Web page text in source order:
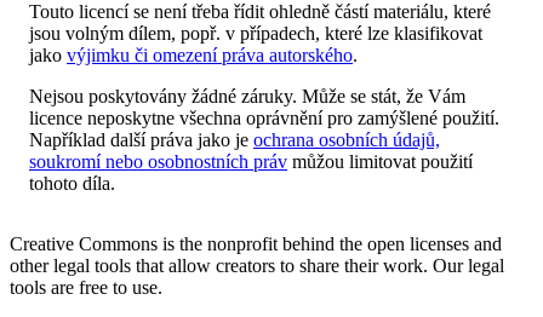
Touto licencí se není třeba řídit ohledně částí materiálu, které
jsou volným dílem, popř. v případech, které lze klasifikovat
jako výjimku či omezení práva autorského.
Nejsou poskytovány žádné záruky. Může se stát, že Vám
licence neposkytne všechna oprávnění pro zamýšlené použití.
Například další práva jako je ochrana osobních údajů,
soukromí nebo osobnostních práv můžou limitovat použití
tohoto díla.
Creative Commons is the nonprofit behind the open licenses and
other legal tools that allow creators to share their work. Our legal
tools are free to use.